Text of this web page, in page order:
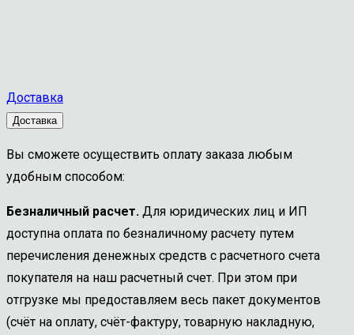
Доставка
Доставка
Вы сможете осуществить оплату заказа любым
удобным способом:
Безналичный расчет. Для юридических лиц и ИП
доступна оплата по безналичному расчету путем
перечисления денежных средств с расчетного счета
покупателя на наш расчетный счет. При этом при
отгрузке мы предоставляем весь пакет документов
(счёт на оплату, счёт-фактуру, товарную накладную,